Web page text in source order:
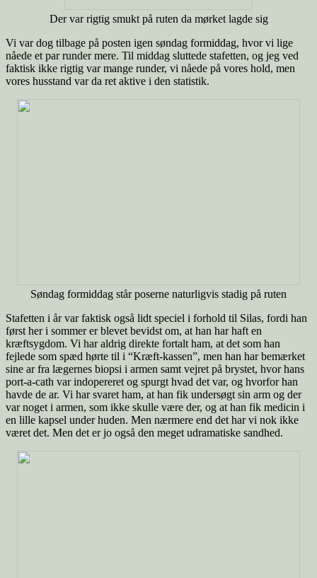
Der var rigtig smukt på ruten da mørket lagde sig
Vi var dog tilbage på posten igen søndag formiddag, hvor vi lige
nåede et par runder mere. Til middag sluttede stafetten, og jeg ved
faktisk ikke rigtig var mange runder, vi nåede på vores hold, men
vores husstand var da ret aktive i den statistik.
Søndag formiddag står poserne naturligvis stadig på ruten
Stafetten i år var faktisk også lidt speciel i forhold til Silas, fordi han
først her i sommer er blevet bevidst om, at han har haft en
kræftsygdom. Vi har aldrig direkte fortalt ham, at det som han
fejlede som spæd hørte til i “Kræft-kassen”, men han har bemærket
sine ar fra lægernes biopsi i armen samt vejret på brystet, hvor hans
port-a-cath var indopereret og spurgt hvad det var, og hvorfor han
havde de ar. Vi har svaret ham, at han fik undersøgt sin arm og der
var noget i armen, som ikke skulle være der, og at han fik medicin i
en lille kapsel under huden. Men nærmere end det har vi nok ikke
været det. Men det er jo også den meget udramatiske sandhed.